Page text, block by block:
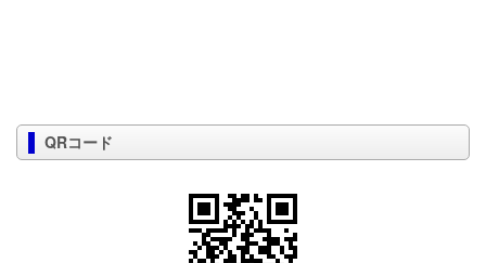
QRコード